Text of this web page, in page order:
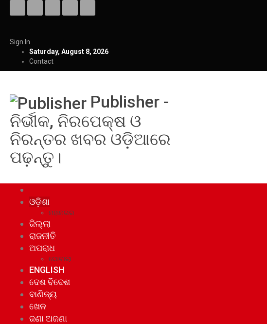
Sign In
Saturday, August 8, 2026
Contact
Publisher -
ନିର୍ଭୀକ, ନିରପେକ୍ଷ ଓ
ନିରନ୍ତର ଖବର ଓଡ଼ିଆରେ
ପଢ଼ନ୍ତୁ।
ଓଡ଼ିଶା
ମହାନଗର
ଜିଲ୍ଲା
ରାଜନୀତି
ଅପରାଧ
ଘୋଟାଲା
ENGLISH
ଦେଶ ବିଦେଶ
ବାଣିଜ୍ୟ
ଖେଳ
ଜଣା ଅଜଣା